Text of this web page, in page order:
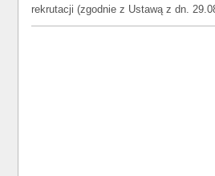
rekrutacji (zgodnie z Ustawą z dn.